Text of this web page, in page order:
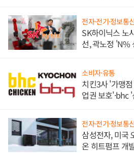
전자·전기·정보통신
SK하이닉스 노
선, 곽노정 'N%
소비자·유통
치킨3사 '가맹
업권 보호'·bhc
전자·전기·정보통신
삼성전자, 미국
온 히트펌프 개